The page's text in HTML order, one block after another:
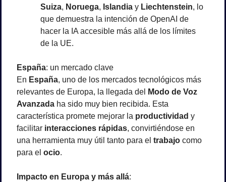
Suiza, Noruega, Islandia y Liechtenstein, lo
que demuestra la intención de OpenAI de
hacer la IA accesible más allá de los límites
de la UE.
España: un mercado clave
En España, uno de los mercados tecnológicos más
relevantes de Europa, la llegada del
Modo de Voz
Avanzada ha sido muy bien recibida. Esta
característica promete mejorar la productividad y
facilitar interacciones rápidas, convirtiéndose en
una herramienta muy útil tanto para el trabajo como
para el ocio.
Impacto en Europa y más allá: